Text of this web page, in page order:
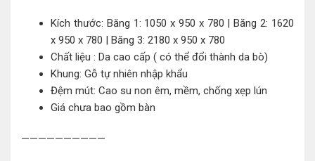
Kích thước: Băng 1: 1050 x 950 x 780 | Băng 2: 1620
x 950 x 780 | Băng 3: 2180 x 950 x 780
Chất liệu : Da cao cấp ( có thể đổi thành da bò)
Khung: Gỗ tự nhiên nhập khẩu
Đệm mút: Cao su non êm, mềm, chống xẹp lún
Giá chưa bao gồm bàn
——————————